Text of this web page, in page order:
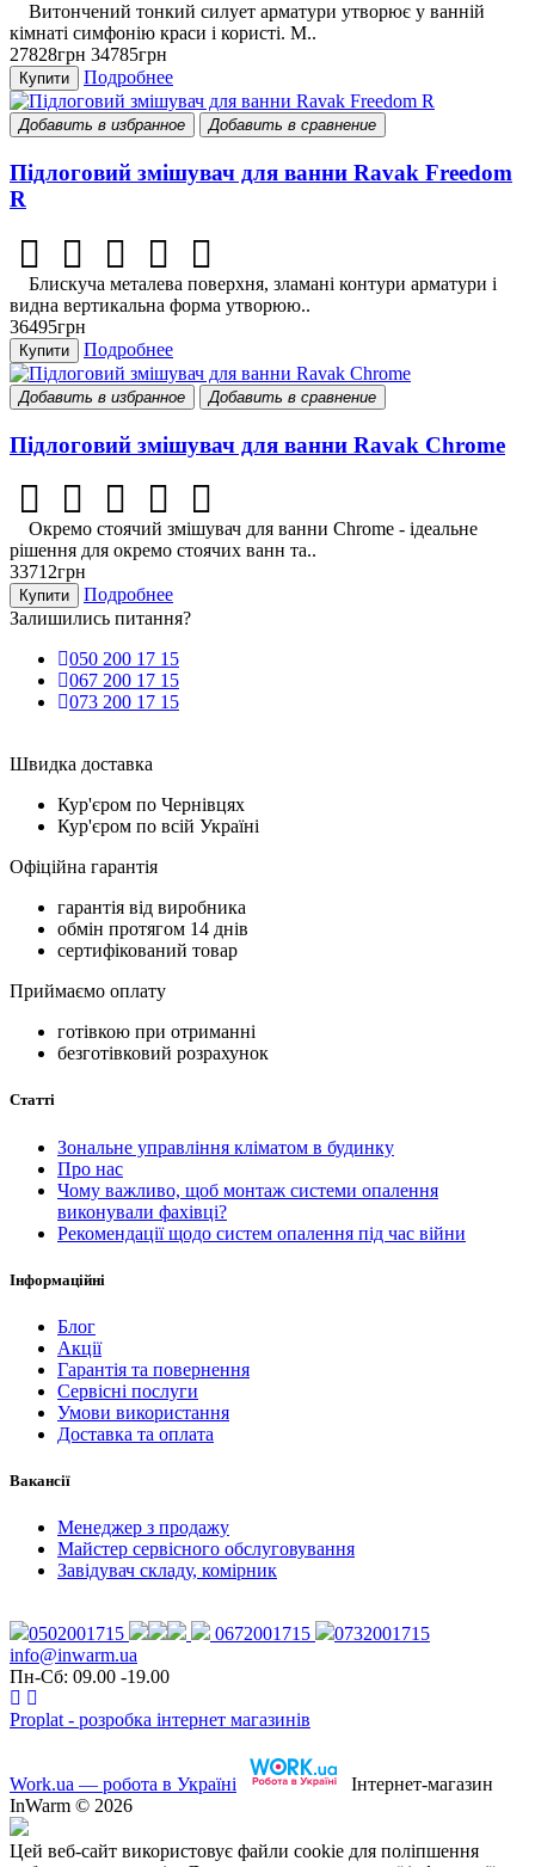
Витончений тонкий силует арматури утворює у ванній
кімнаті симфонію краси і користі. М..
27828грн 34785грн
Купити Подробнее
Добавить в избранное Добавить в сравнение
Підлоговий змішувач для ванни Ravak Freedom
R
Блискуча металева поверхня, зламані контури арматури і
видна вертикальна форма утворюю..
36495грн
Купити Подробнее
Добавить в избранное Добавить в сравнение
Підлоговий змішувач для ванни Ravak Chrome
Окремо стоячий змішувач для ванни Chrome - ідеальне
рішення для окремо стоячих ванн та..
33712грн
Купити
Подробнее
Залишились питання?
050 200 17 15
067 200 17 15
073 200 17 15
Швидка доставка
Кур'єром по Чернівцях
Кур'єром по всій Україні
Офіційна гарантія
гарантія від виробника
обмін протягом 14 днів
сертифікований товар
Приймаємо оплату
готівкою при отриманні
безготівковий розрахунок
Статті
Зональне управління кліматом в будинку
Про нас
Чому важливо, щоб монтаж системи опалення
виконували фахівці?
Рекомендації щодо систем опалення під час війни
Інформаційні
Блог
Акції
Гарантія та повернення
Сервісні послуги
Умови використання
Доставка та оплата
Вакансії
Менеджер з продажу
Майстер сервісного обслуговування
Завідувач складу, комірник
0502001715 0672001715
0732001715
info@inwarm.ua
Пн-Сб: 09.00 -19.00
Proplat - розробка інтернет магазинів
Work.ua — робота в Україні
Інтернет-магазин
InWarm © 2026
Цей веб-сайт використовує файли cookie для поліпшення